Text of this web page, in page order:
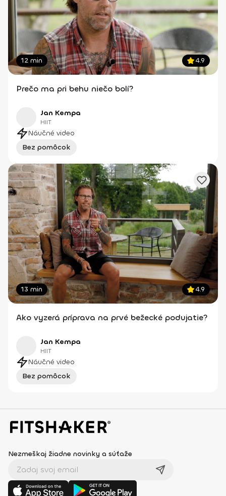
12 min 4.9
Prečo ma pri behu niečo bolí?
Jan Kempa
HIIT
Náučné video
Bez pomôcok
13 min 4.9
Ako vyzerá príprava na prvé bežecké podujatie?
Jan Kempa
HIIT
Náučné video
Bez pomôcok
Nezmeškaj žiadne novinky a súťaže